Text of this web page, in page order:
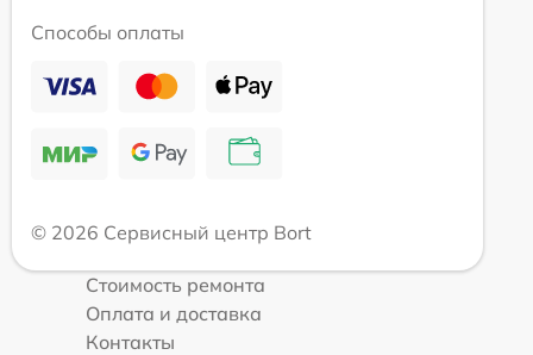
Способы оплаты
© 2026 Сервисный центр Bort
Стоимость ремонта
Оплата и доставка
Контакты